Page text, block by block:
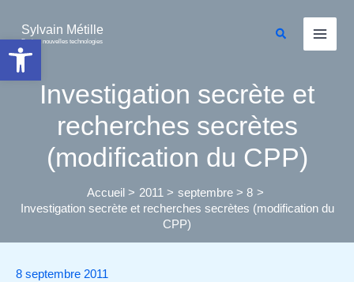
Ouvrir la barre d’outils
contenu
Sylvain Métille
Droit et nouvelles technologies
Rechercher
Investigation secrète et
recherches secrètes
(modification du CPP)
Accueil 2011 septembre
8
Investigation secrète et recherches secrètes (modification du
CPP)
8 septembre 2011